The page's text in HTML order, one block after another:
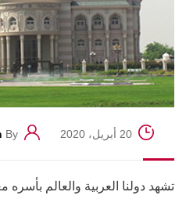
20 أبريل، 2020 By
تشهد دولنا العربية والعالم